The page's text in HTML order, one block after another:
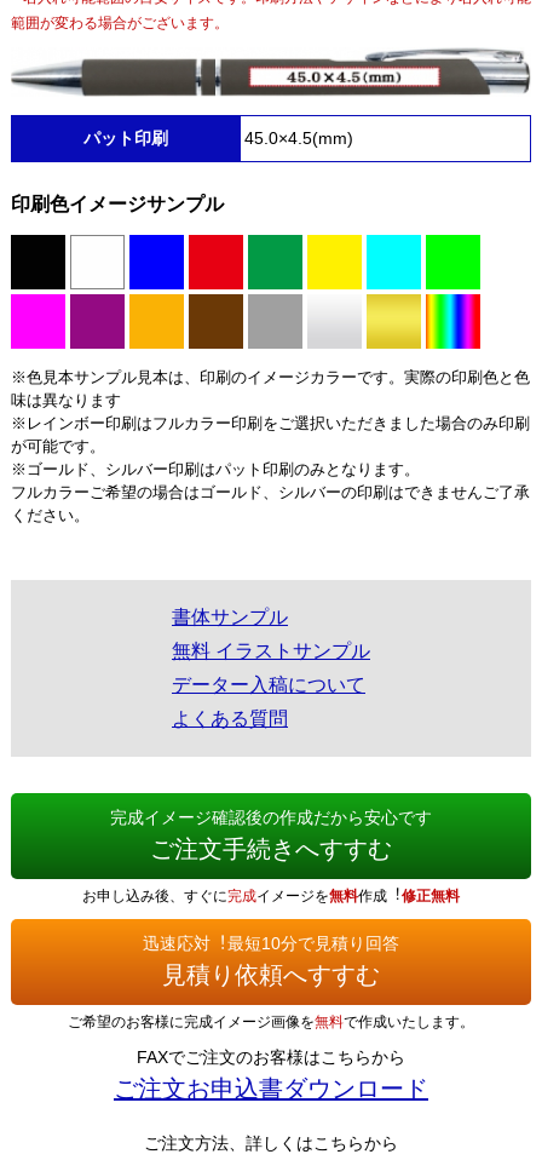
範囲が変わる場合がございます。
パット印刷 45.0×4.5(mm)
印刷色イメージサンプル
※色見本サンプル見本は、印刷のイメージカラーです。実際の印刷色と色
味は異なります
※レインボー印刷はフルカラー印刷をご選択いただきました場合のみ印刷
が可能です。
※ゴールド、シルバー印刷はパット印刷のみとなります。
フルカラーご希望の場合はゴールド、シルバーの印刷はできませんご了承
ください。
書体サンプル
無料 イラストサンプル
データー入稿について
よくある質問
完成イメージ確認後の作成だから安心です
ご注文手続きへすすむ
お申し込み後、すぐに完成イメージを無料作成︕修正無料
迅速応対︕最短10分で見積り回答
見積り依頼へすすむ
ご希望のお客様に完成イメージ画像を無料で作成いたします。
FAXでご注文のお客様はこちらから
ご注文お申込書ダウンロード
ご注文方法、詳しくはこちらから